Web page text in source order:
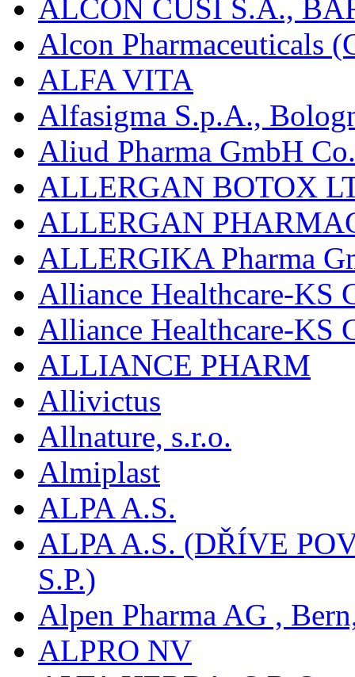
ALCON CUSÍ S.A.,
Alcon Pharmaceuticals
ALFA VITA
Alfasigma S.p.A.,
Aliud Pharma GmbH
ALLERGAN BOTOX
ALLERGAN
ALLERGIKA Pharma
Alliance Healthcare-KS
Alliance Healthcare-KS
ALLIANCE PHARM
Allivictus
Allnature, s.r.o.
Almiplast
ALPA A.S.
ALPA A.S. (DŘÍVE
S.P.)
Alpen Pharma AG ,
ALPRO NV